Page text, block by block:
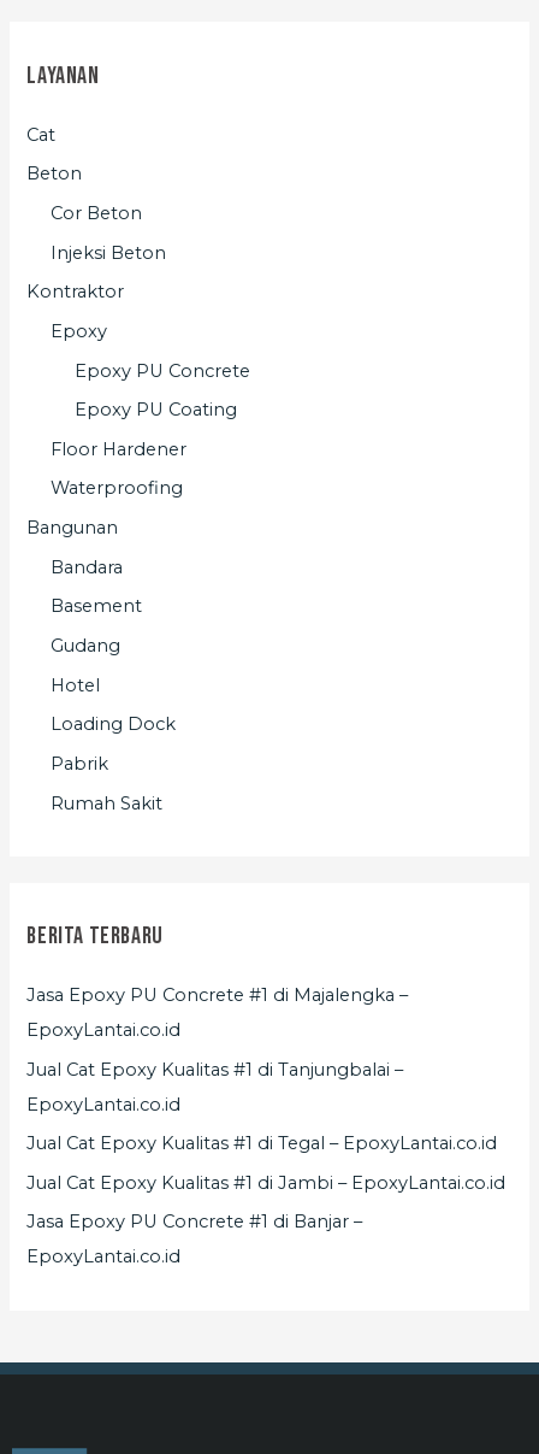
Layanan
Cat
Beton
Cor Beton
Injeksi Beton
Kontraktor
Epoxy
Epoxy PU Concrete
Epoxy PU Coating
Floor Hardener
Waterproofing
Bangunan
Bandara
Basement
Gudang
Hotel
Loading Dock
Pabrik
Rumah Sakit
Berita Terbaru
Jasa Epoxy PU Concrete #1 di Majalengka –
EpoxyLantai.co.id
Jual Cat Epoxy Kualitas #1 di Tanjungbalai –
EpoxyLantai.co.id
Jual Cat Epoxy Kualitas #1 di Tegal – EpoxyLantai.co.id
Jual Cat Epoxy Kualitas #1 di Jambi – EpoxyLantai.co.id
Jasa Epoxy PU Concrete #1 di Banjar –
EpoxyLantai.co.id